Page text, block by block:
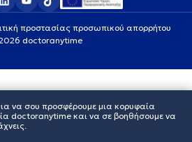
προστασίας προσωπικού απορρήτου
doctoranytime
να σου προσφέρουμε μια κορυφαία
doctoranytime και να σε βοηθήσουμε να